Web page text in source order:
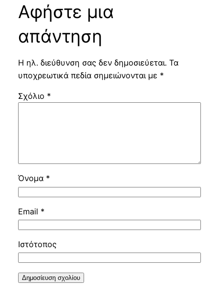
Αφήστε μια
απάντηση
Η ηλ. διεύθυνση σας δεν δημοσιεύεται. Τα
υποχρεωτικά πεδία σημειώνονται με *
Σχόλιο *
Όνομα *
Email *
Ιστότοπος